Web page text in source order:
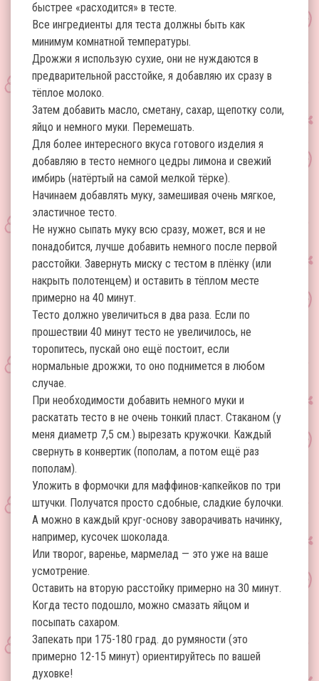
быстрее «расходится» в тесте.
Все ингредиенты для теста должны быть как
минимум комнатной температуры.
Дрожжи я использую сухие, они не нуждаются в
предварительной расстойке, я добавляю их сразу в
тёплое молоко.
Затем добавить масло, сметану, сахар, щепотку соли,
яйцо и немного муки. Перемешать.
Для более интересного вкуса готового изделия я
добавляю в тесто немного цедры лимона и свежий
имбирь (натёртый на самой мелкой тёрке).
Начинаем добавлять муку, замешивая очень мягкое,
эластичное тесто.
Не нужно сыпать муку всю сразу, может, вся и не
понадобится, лучше добавить немного после первой
расстойки. Завернуть миску с тестом в плёнку (или
накрыть полотенцем) и оставить в тёплом месте
примерно на 40 минут.
Тесто должно увеличиться в два раза. Если по
прошествии 40 минут тесто не увеличилось, не
торопитесь, пускай оно ещё постоит, если
нормальные дрожжи, то оно поднимется в любом
случае.
При необходимости добавить немного муки и
раскатать тесто в не очень тонкий пласт. Стаканом (у
меня диаметр 7,5 см.) вырезать кружочки. Каждый
свернуть в конвертик (пополам, а потом ещё раз
пополам).
Уложить в формочки для маффинов-капкейков по три
штучки. Получатся просто сдобные, сладкие булочки.
А можно в каждый круг-основу заворачивать начинку,
например, кусочек шоколада.
Или творог, варенье, мармелад — это уже на ваше
усмотрение.
Оставить на вторую расстойку примерно на 30 минут.
Когда тесто подошло, можно смазать яйцом и
посыпать сахаром.
Запекать при 175-180 град. до румяности (это
примерно 12-15 минут) ориентируйтесь по вашей
духовке!